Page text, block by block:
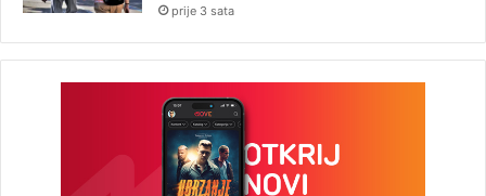
prije 3 sata